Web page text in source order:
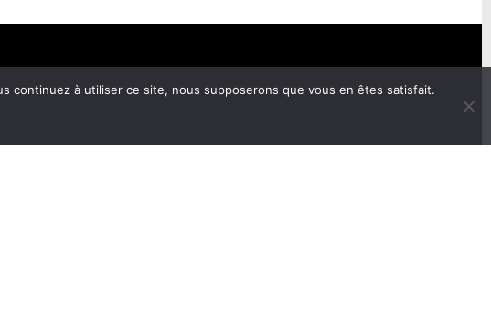
continuez à utiliser ce site, nous supposerons que vous en êtes satisfait.